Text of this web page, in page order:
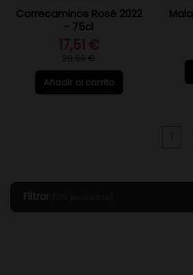
Correcaminos Rosé 2022
- 75cl
17,51 €
20,60 €
Añadir al carrito